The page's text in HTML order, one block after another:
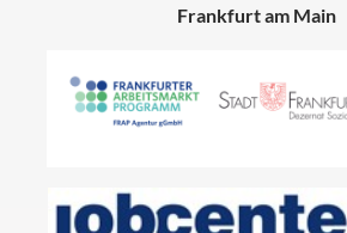
Frankfurt am Main